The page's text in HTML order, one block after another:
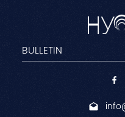
lèvres et obtenir un
effet repulpé naturel.